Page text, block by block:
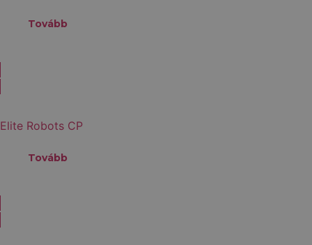
Tovább
Elite Robots CP
Tovább